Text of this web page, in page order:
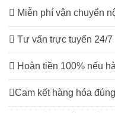
Miễn phí vận chuyển
Tư vấn trực tuyến 24/7
Hoàn tiền 100% nếu
Cam kết hàng hóa